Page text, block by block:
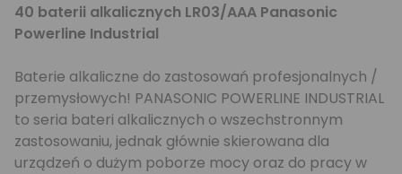
40 baterii alkalicznych LR03/AAA Panasonic
Powerline Industrial
Baterie alkaliczne do zastosowań profesjonalnych /
przemysłowych! PANASONIC POWERLINE INDUSTRIAL
to seria bateri alkalicznych o wszechstronnym
zastosowaniu, jednak głównie skierowana dla
urządzeń o dużym poborze mocy oraz do pracy w